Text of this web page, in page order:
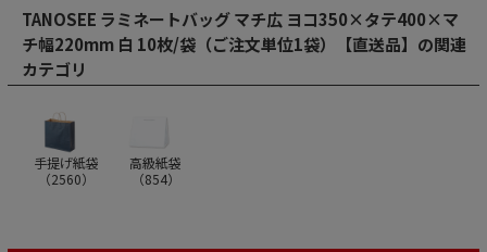
TANOSEE ラミネートバッグ マチ広 ヨコ350×タテ400×マ
チ幅220mm 白 10枚/袋（ご注文単位1袋）【直送品】の関連
カテゴリ
手提げ紙袋
（2560）
高級紙袋
（854）